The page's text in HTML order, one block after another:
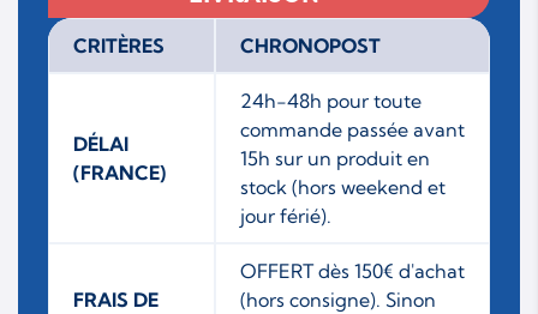
CRITÈRES CHRONOPOST
DÉLAI
(FRANCE)
24h-48h pour toute
commande passée avant
15h sur un produit en
stock (hors weekend et
jour férié).
FRAIS DE
OFFERT dès 150€ d'achat
(hors consigne). Sinon